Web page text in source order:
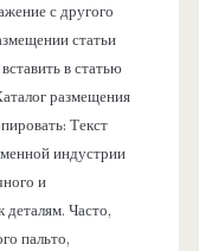
с другого
статьи
в статью
размещения
Текст
индустрии
и
деталям. Часто,
пальто,